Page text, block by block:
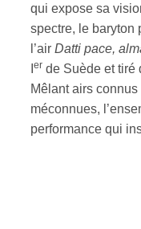
qui expose sa
spectre, le baryton
l’air Datti pace,
er de Suède et tiré
Mêlant airs
méconnues,
performance qui